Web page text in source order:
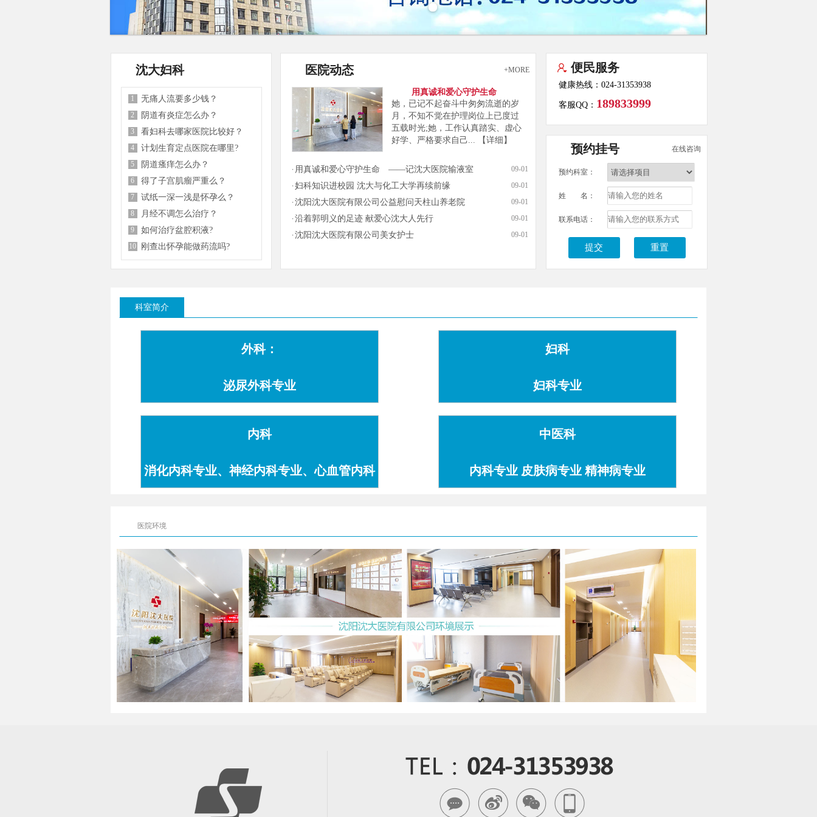
沈大妇科
1 无痛人流要多少钱？
2 阴道有炎症怎么办？
3 看妇科去哪家医院比较好？
4 计划生育定点医院在哪里?
5 阴道瘙痒怎么办？
6 得了子宫肌瘤严重么？
7 试纸一深一浅是怀孕么？
8 月经不调怎么治疗？
9 如何治疗盆腔积液?
10 刚查出怀孕能做药流吗?
医院动态 +MORE
用真诚和爱心守护生命
她，已记不起奋斗中匆匆流逝的岁
月，不知不觉在护理岗位上已度过
五载时光;她，工作认真踏实、虚心
好学、严格要求自己...
【详细】
用真诚和爱心守护生命 ——记沈大医院输液室 09-01
妇科知识进校园 沈大与化工大学再续前缘 09-01
沈阳沈大医院有限公司公益慰问天柱山养老院 09-01
沿着郭明义的足迹 献爱心沈大人先行 09-01
沈阳沈大医院有限公司美女护士 09-01
便民服务
健康热线：024-31353938
客服QQ： 189833999
预约挂号 在线咨询
预约科室：
姓 名：
联系电话：
科室简介
外科：
泌尿外科专业
妇科
妇科专业
内科
消化内科专业、神经内科专业、心血管内科
中医科
内科专业 皮肤病专业 精神病专业
医院环境